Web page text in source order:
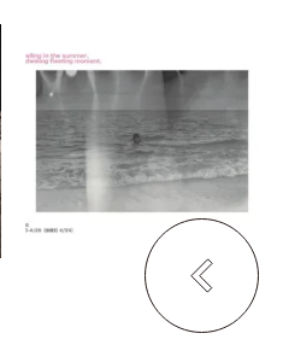
cerf.
眩しき夏の死と刹那に宿る
日常
ギャラリー270